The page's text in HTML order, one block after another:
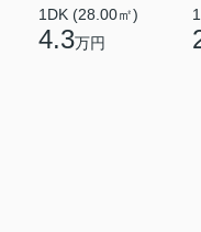
1DK (28.00㎡)
4.3万円